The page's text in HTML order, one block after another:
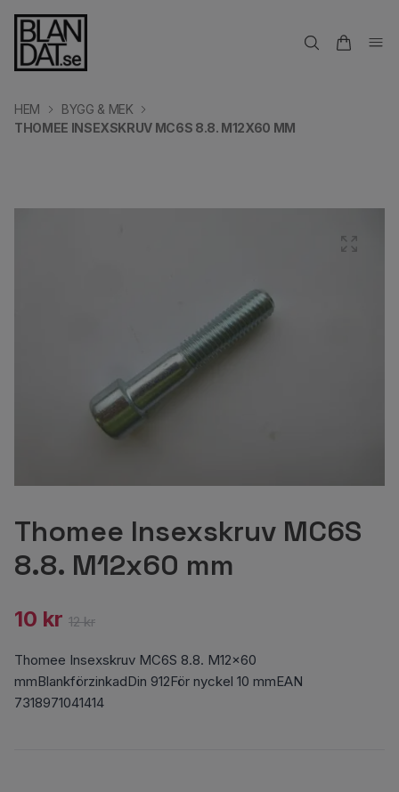
HEM
BYGG & MEK
THOMEE INSEXSKRUV MC6S 8.8. M12X60 MM
Thomee Insexskruv MC6S
8.8. M12x60 mm
10 kr 12 kr
Thomee Insexskruv MC6S 8.8. M12x60
mmBlankförzinkadDin 912För nyckel 10 mmEAN
7318971041414